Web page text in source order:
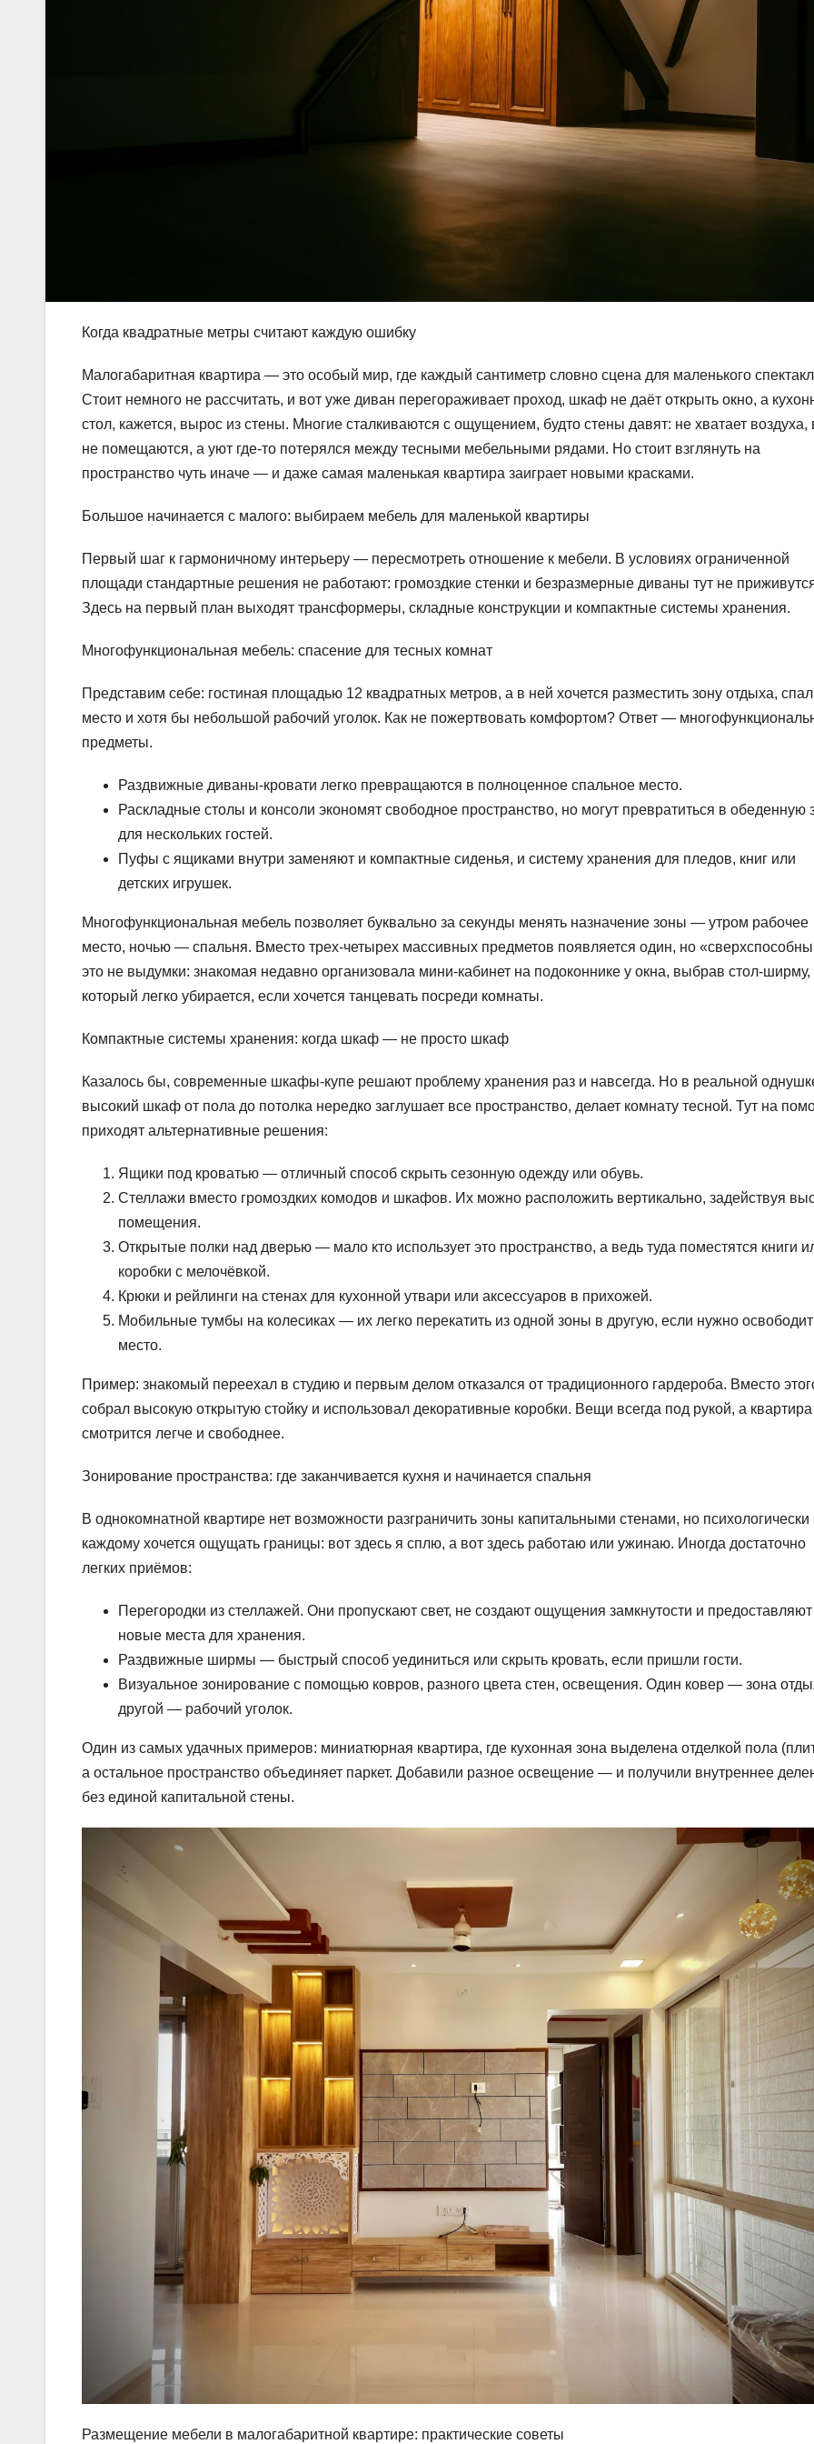
Когда квадратные метры считают каждую ошибку
Малогабаритная квартира — это особый мир, где каждый сантиметр словно сцена для маленького
Стоит немного не рассчитать, и вот уже диван перегораживает проход, шкаф не даёт открыть окно, а
стол, кажется, вырос из стены. Многие сталкиваются с ощущением, будто стены давят: не хватает
не помещаются, а уют где-то потерялся между тесными мебельными рядами. Но стоит взглянуть на
пространство чуть иначе — и даже самая маленькая квартира заиграет новыми красками.
Большое начинается с малого: выбираем мебель для маленькой квартиры
Первый шаг к гармоничному интерьеру — пересмотреть отношение к мебели. В условиях ограниченной
площади стандартные решения не работают: громоздкие стенки и безразмерные диваны тут не
Здесь на первый план выходят трансформеры, складные конструкции и компактные системы хранения.
Многофункциональная мебель: спасение для тесных комнат
Представим себе: гостиная площадью 12 квадратных метров, а в ней хочется разместить зону отдыха,
место и хотя бы небольшой рабочий уголок. Как не пожертвовать комфортом? Ответ —
предметы.
Раздвижные диваны-кровати легко превращаются в полноценное спальное место.
Раскладные столы и консоли экономят свободное пространство, но могут превратиться в обеденную
для нескольких гостей.
Пуфы с ящиками внутри заменяют и компактные сиденья, и систему хранения для пледов, книг или
детских игрушек.
Многофункциональная мебель позволяет буквально за секунды менять назначение зоны — утром рабочее
место, ночью — спальня. Вместо трех-четырех массивных предметов появляется один, но
это не выдумки: знакомая недавно организовала мини-кабинет на подоконнике у окна, выбрав стол-ширму,
который легко убирается, если хочется танцевать посреди комнаты.
Компактные системы хранения: когда шкаф — не просто шкаф
Казалось бы, современные шкафы-купе решают проблему хранения раз и навсегда. Но в реальной
высокий шкаф от пола до потолка нередко заглушает все пространство, делает комнату тесной. Тут на
приходят альтернативные решения:
Ящики под кроватью — отличный способ скрыть сезонную одежду или обувь.
Стеллажи вместо громоздких комодов и шкафов. Их можно расположить вертикально, задействуя
помещения.
Открытые полки над дверью — мало кто использует это пространство, а ведь туда поместятся книги
коробки с мелочёвкой.
Крюки и рейлинги на стенах для кухонной утвари или аксессуаров в прихожей.
Мобильные тумбы на колесиках — их легко перекатить из одной зоны в другую, если нужно
место.
Пример: знакомый переехал в студию и первым делом отказался от традиционного гардероба. Вместо
собрал высокую открытую стойку и использовал декоративные коробки. Вещи всегда под рукой, а квартира
смотрится легче и свободнее.
Зонирование пространства: где заканчивается кухня и начинается спальня
В однокомнатной квартире нет возможности разграничить зоны капитальными стенами, но психологически
каждому хочется ощущать границы: вот здесь я сплю, а вот здесь работаю или ужинаю. Иногда достаточно
легких приёмов:
Перегородки из стеллажей. Они пропускают свет, не создают ощущения замкнутости и предоставляют
новые места для хранения.
Раздвижные ширмы — быстрый способ уединиться или скрыть кровать, если пришли гости.
Визуальное зонирование с помощью ковров, разного цвета стен, освещения. Один ковер — зона
другой — рабочий уголок.
Один из самых удачных примеров: миниатюрная квартира, где кухонная зона выделена отделкой пола
а остальное пространство объединяет паркет. Добавили разное освещение — и получили внутреннее
без единой капитальной стены.
Размещение мебели в малогабаритной квартире: практические советы